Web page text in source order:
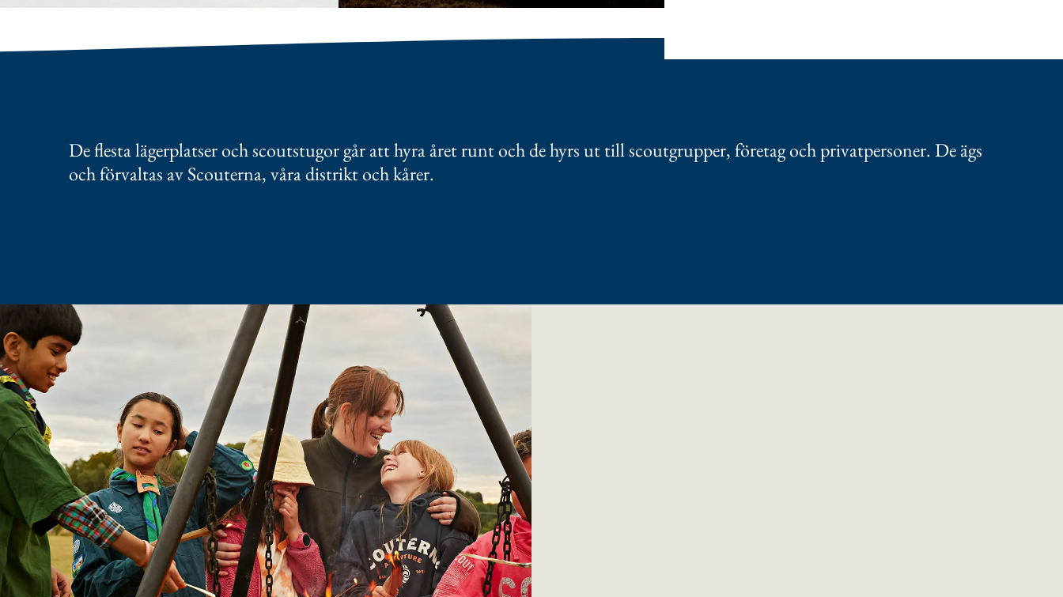
De flesta lägerplatser och scoutstugor går att hyra året runt och de hyrs ut till scoutgrupper, företag och privatpersoner. De ägs
och förvaltas av Scouterna, våra distrikt och kårer.
Välkommen till
scoutstuga.se
Ska ni kanske ha scoutläger, konferens eller planeringshelg med ledarteamet?
På scoutstuga.se kan du via en interaktiv karta söka dig fram till olika
scoutstugor och lägerplatser som finns tillgängliga för uthyrning.